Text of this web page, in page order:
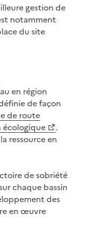
gestion de
notamment
du site
en région
de façon
de route
écologique
.
ressource en
de sobriété
chaque bassin
des
en œuvre